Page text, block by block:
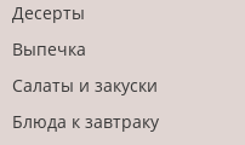
Десерты
Выпечка
Салаты и закуски
Блюда к завтраку